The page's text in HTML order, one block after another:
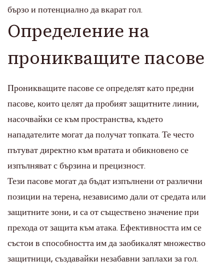
бързо и потенциално да вкарат гол.
Определение на
проникващите пасове
Проникващите пасове се определят като предни
пасове, които целят да пробият защитните линии,
насочвайки се към пространства, където
нападателите могат да получат топката. Те често
пътуват директно към вратата и обикновено се
изпълняват с бързина и прецизност.
Тези пасове могат да бъдат изпълнени от различни
позиции на терена, независимо дали от средата или
защитните зони, и са от съществено значение при
прехода от защита към атака. Ефективността им се
състои в способността им да заобикалят множество
защитници, създавайки незабавни заплахи за гол.